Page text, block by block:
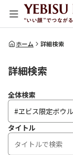
全体検索
ホーム 詳細検索
詳細検索
全体検索
タイトル